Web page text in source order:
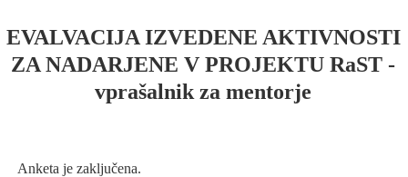
EVALVACIJA IZVEDENE AKTIVNOSTI
ZA NADARJENE V PROJEKTU RaST -
vprašalnik za mentorje
Anketa je zaključena.